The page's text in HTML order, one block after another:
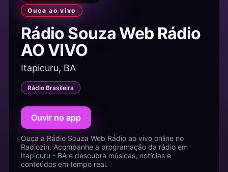
Ouça ao vivo
Rádio Souza Web Rádio
AO VIVO
Itapicuru, BA
Rádio Brasileira
Ouvir no app
Ouça a Rádio Souza Web Rádio ao vivo online no
Radiozin. Acompanhe a programação da rádio em
Itapicuru - BA e descubra músicas, notícias e
conteúdos em tempo real.